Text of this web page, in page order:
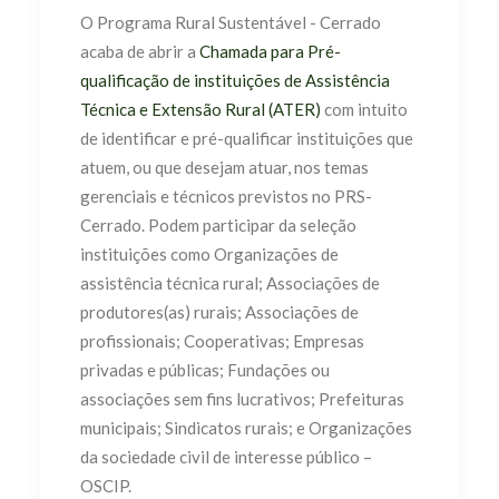
O Programa Rural Sustentável - Cerrado
acaba de abrir a Chamada para Pré-
qualificação de instituições de Assistência
Técnica e Extensão Rural (ATER) com intuito
de identificar e pré-qualificar instituições que
atuem, ou que desejam atuar, nos temas
gerenciais e técnicos previstos no PRS-
Cerrado. Podem participar da seleção
instituições como Organizações de
assistência técnica rural; Associações de
produtores(as) rurais; Associações de
profissionais; Cooperativas; Empresas
privadas e públicas; Fundações ou
associações sem fins lucrativos; Prefeituras
municipais; Sindicatos rurais; e Organizações
da sociedade civil de interesse público –
OSCIP.